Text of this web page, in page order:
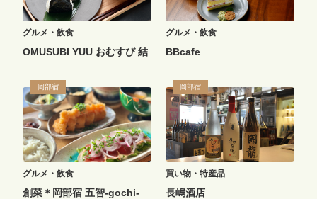
グルメ・飲食
OMUSUBI YUU おむすび 結
グルメ・飲食
BBcafe
岡部宿
グルメ・飲食
創菜＊岡部宿 五智-gochi-
岡部宿
買い物・特産品
長嶋酒店